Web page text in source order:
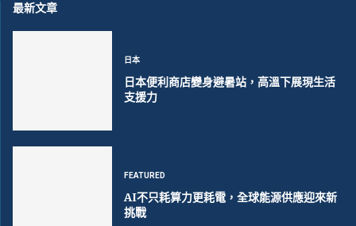
最新文章
日本
日本便利商店變身避暑站，高溫下展現生活
支援力
FEATURED
AI不只耗算力更耗電，全球能源供應迎來新
挑戰